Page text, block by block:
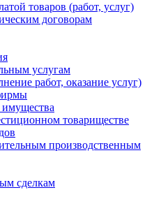
товаров (работ, услуг)
договорам
услугам
работ, оказание услуг)
товариществе
производственным
сделкам